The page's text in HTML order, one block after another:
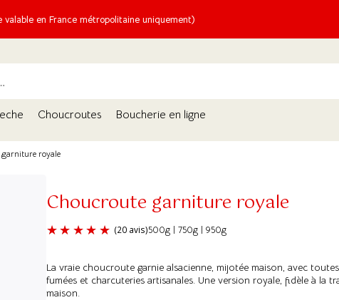
en France métropolitaine uniquement)
Choucroutes Boucherie en ligne
royale
Choucroute garniture royale
(20 avis)
500g | 750g | 950g
La vraie choucroute garnie alsacienne, mijotée maison, avec
fumées et charcuteries artisanales. Une version royale, fidèle à la
maison.